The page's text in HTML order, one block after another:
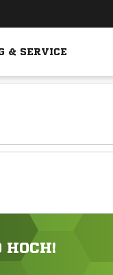
& SERVICE
HOCH!